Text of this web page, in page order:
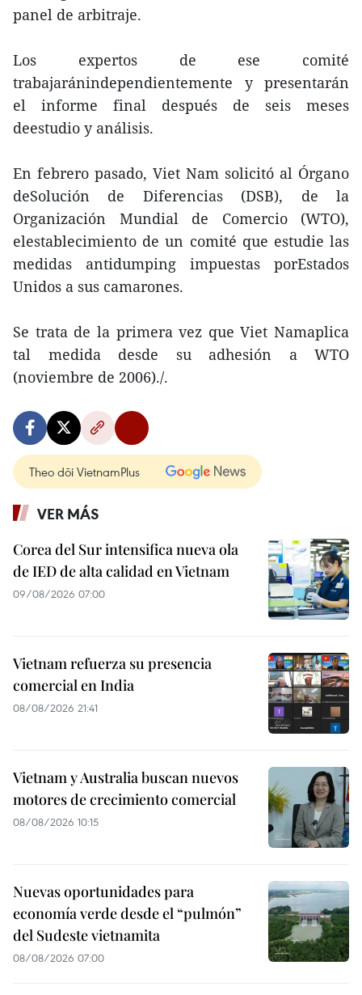
panel de arbitraje.
Los expertos de ese comité
trabajaránindependientemente y presentarán
el informe final después de seis meses
deestudio y análisis.
En febrero pasado, Viet Nam solicitó al Órgano
deSolución de Diferencias (DSB), de la
Organización Mundial de Comercio (WTO),
elestablecimiento de un comité que estudie las
medidas antidumping impuestas porEstados
Unidos a sus camarones.
Se trata de la primera vez que Viet Namaplica
tal medida desde su adhesión a WTO
(noviembre de 2006)./.
Theo dõi VietnamPlus
VER MÁS
Corea del Sur intensifica nueva ola
de IED de alta calidad en Vietnam
09/08/2026 07:00
Vietnam refuerza su presencia
comercial en India
08/08/2026 21:41
Vietnam y Australia buscan nuevos
motores de crecimiento comercial
08/08/2026 10:15
Nuevas oportunidades para
economía verde desde el “pulmón”
del Sudeste vietnamita
08/08/2026 07:00